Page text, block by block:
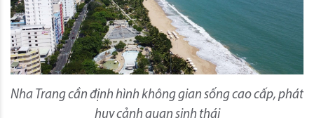
Nha Trang cần định hình không gian sống cao cấp, phát
huy cảnh quan sinh thái